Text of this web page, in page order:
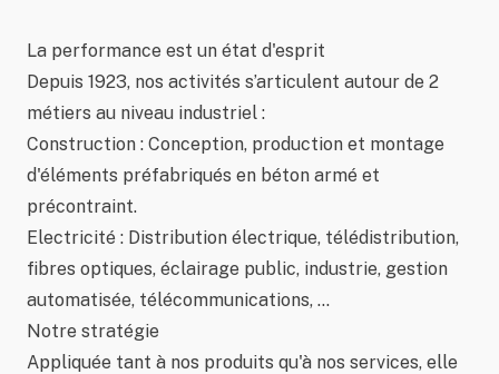
La performance est un état d'esprit
Depuis 1923, nos activités s’articulent autour de 2
métiers au niveau industriel :
Construction : Conception, production et montage
d'éléments préfabriqués en béton armé et
précontraint.
Electricité : Distribution électrique, télédistribution,
fibres optiques, éclairage public, industrie, gestion
automatisée, télécommunications, ...
Notre stratégie
Appliquée tant à nos produits qu'à nos services, elle